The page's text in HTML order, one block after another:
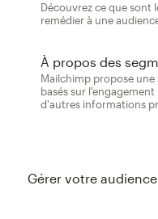
Découvrez ce que sont
remédier à une
À propos des
Mailchimp propose
basés sur
d'autres informations
Gérer votre audience